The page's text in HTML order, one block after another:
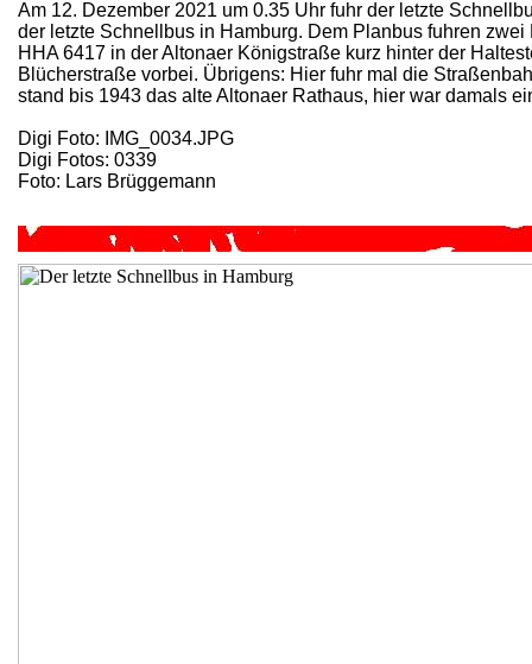
Am 12. Dezember 2021 um 0.35 Uhr fuhr der letzte
der letzte Schnellbus in Hamburg. Dem Planbus fuhren
HHA 6417 in der Altonaer Königstraße kurz hinter der
Blücherstraße vorbei. Übrigens: Hier fuhr mal die
stand bis 1943 das alte Altonaer Rathaus, hier war damals
Digi Foto: IMG_0034.JPG
Digi Fotos: 0339
Foto: Lars Brüggemann